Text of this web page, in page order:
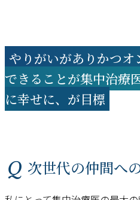
やりがいがありかつ
できることが集中治療
に幸せに、が目標
Q 次世代の仲間へ